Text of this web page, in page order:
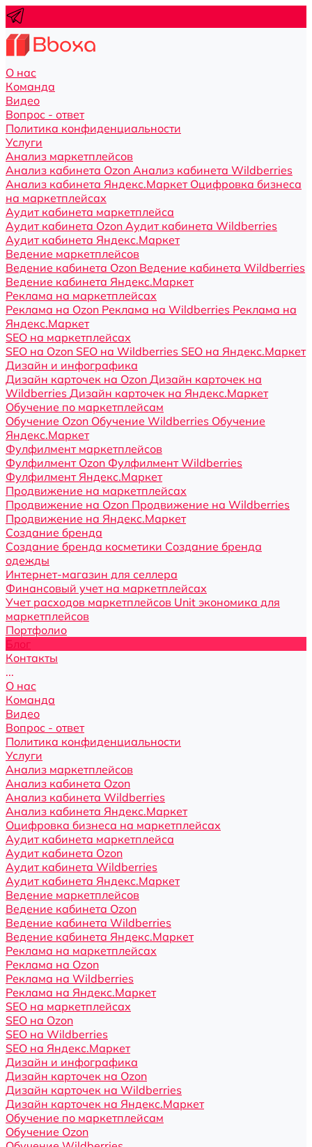
О нас
Команда
Видео
Вопрос - ответ
Политика конфиденциальности
Услуги
Анализ маркетплейсов
Анализ кабинета Ozon Анализ кабинета Wildberries
Анализ кабинета Яндекс.Маркет Оцифровка бизнеса
на маркетплейсах
Аудит кабинета маркетплейса
Аудит кабинета Ozon Аудит кабинета Wildberries
Аудит кабинета Яндекс.Маркет
Ведение маркетплейсов
Ведение кабинета Ozon Ведение кабинета Wildberries
Ведение кабинета Яндекс.Маркет
Реклама на маркетплейсах
Реклама на Ozon Реклама на Wildberries Реклама на
Яндекс.Маркет
SEO на маркетплейсах
SEO на Ozon SEO на Wildberries SEO на Яндекс.Маркет
Дизайн и инфографика
Дизайн карточек на Ozon Дизайн карточек на
Wildberries Дизайн карточек на Яндекс.Маркет
Обучение по маркетплейсам
Обучение Ozon Обучение Wildberries Обучение
Яндекс.Маркет
Фулфилмент маркетплейсов
Фулфилмент Ozon Фулфилмент Wildberries
Фулфилмент Яндекс.Маркет
Продвижение на маркетплейсах
Продвижение на Ozon Продвижение на Wildberries
Продвижение на Яндекс.Маркет
Создание бренда
Создание бренда косметики Создание бренда
одежды
Интернет-магазин для селлера
Финансовый учет на маркетплейсах
Учет расходов маркетплейсов Unit экономика для
маркетплейсов
Портфолио
Блог
Контакты
...
О нас
Команда
Видео
Вопрос - ответ
Политика конфиденциальности
Услуги
Анализ маркетплейсов
Анализ кабинета Ozon
Анализ кабинета Wildberries
Анализ кабинета Яндекс.Маркет
Оцифровка бизнеса на маркетплейсах
Аудит кабинета маркетплейса
Аудит кабинета Ozon
Аудит кабинета Wildberries
Аудит кабинета Яндекс.Маркет
Ведение маркетплейсов
Ведение кабинета Ozon
Ведение кабинета Wildberries
Ведение кабинета Яндекс.Маркет
Реклама на маркетплейсах
Реклама на Ozon
Реклама на Wildberries
Реклама на Яндекс.Маркет
SEO на маркетплейсах
SEO на Ozon
SEO на Wildberries
SEO на Яндекс.Маркет
Дизайн и инфографика
Дизайн карточек на Ozon
Дизайн карточек на Wildberries
Дизайн карточек на Яндекс.Маркет
Обучение по маркетплейсам
Обучение Ozon